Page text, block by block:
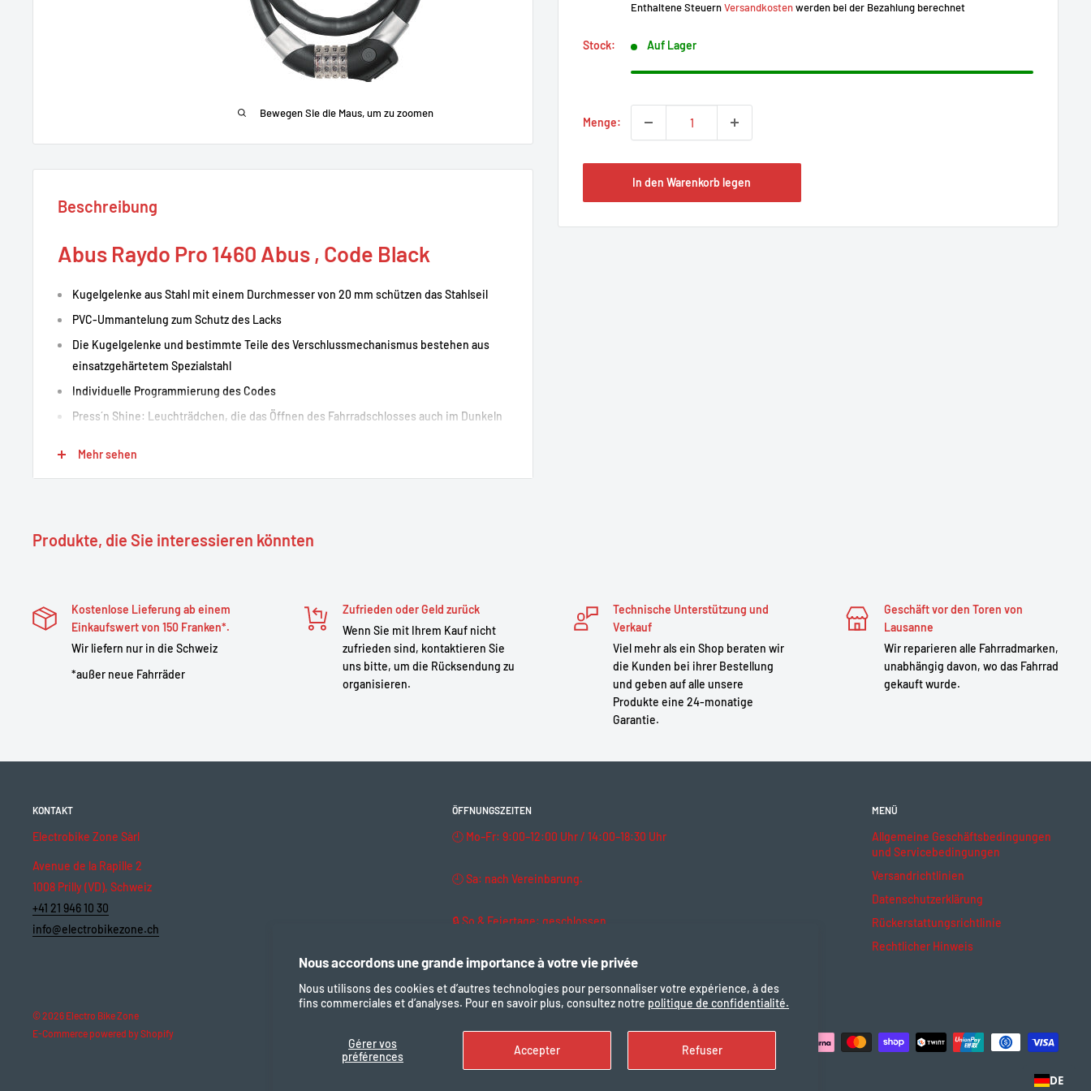
Nous accordons une grande importance à votre vie privée
Nous utilisons des cookies et d’autres technologies pour personnaliser votre expérience, à des
fins commerciales et d’analyses. Pour en savoir plus, consultez notre politique de confidentialité.
Gérer vos
préférences
Accepter Refuser
Bewegen Sie die Maus, um zu zoomen
Enthaltene SteuernVersandkostenwerden bei der Bezahlung berechnet
Stock: Auf Lager
Menge:
In den Warenkorb legen
Beschreibung
Abus Raydo Pro 1460 Abus , Code Black
Kugelgelenke aus Stahl mit einem Durchmesser von 20 mm schützen das Stahlseil
PVC-Ummantelung zum Schutz des Lacks
Die Kugelgelenke und bestimmte Teile des Verschlussmechanismus bestehen aus
einsatzgehärtetem Spezialstahl
Individuelle Programmierung des Codes
Press´n Shine: Leuchträdchen, die das Öffnen des Fahrradschlosses auch im Dunkeln
Sicherheitsstufe: 6
Mehr sehen
Produkte, die Sie interessieren könnten
Kostenlose Lieferung ab einem
Einkaufswert von 150 Franken*.
Wir liefern nur in die Schweiz
*außer neue Fahrräder
Zufrieden oder Geld zurück
Wenn Sie mit Ihrem Kauf nicht
zufrieden sind, kontaktieren Sie
uns bitte, um die Rücksendung zu
organisieren.
Technische Unterstützung und
Verkauf
Viel mehr als ein Shop beraten wir
die Kunden bei ihrer Bestellung
und geben auf alle unsere
Produkte eine 24-monatige
Garantie.
Geschäft vor den Toren von
Lausanne
Wir reparieren alle Fahrradmarken,
unabhängig davon, wo das Fahrrad
gekauft wurde.
KONTAKT
Electrobike Zone Sàrl
Avenue de la Rapille 2
1008 Prilly (VD), Schweiz
+41 21 946 10 30
info@electrobikezone.ch
ÖFFNUNGSZEITEN
🕘 Mo–Fr: 9:00–12:00 Uhr / 14:00–18:30 Uhr
🕘 Sa: nach Vereinbarung.
🔒 So & Feiertage: geschlossen
MENÜ
Allgemeine Geschäftsbedingungen
und Servicebedingungen
Versandrichtlinien
Datenschutzerklärung
Rückerstattungsrichtlinie
Rechtlicher Hinweis
© 2026 Electro Bike Zone
E-Commerce powered by Shopify
DE